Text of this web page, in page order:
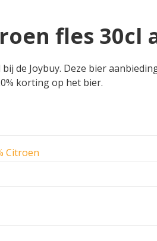
fles 30cl
de Joybuy. Deze bier
korting op het bier.
Citroen